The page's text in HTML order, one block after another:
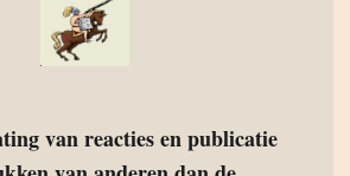
van reacties en publicatie